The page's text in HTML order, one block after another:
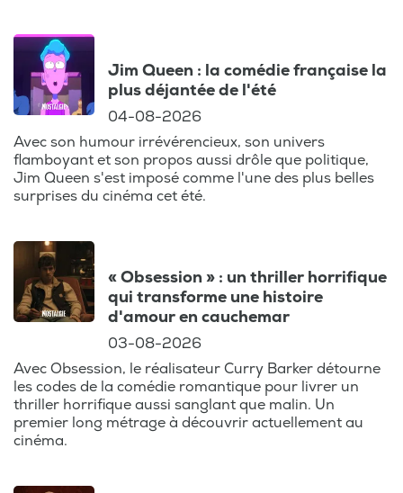
en streaming, comme sur Netflix.
Retrouvez chaque semaine une analyse
approfondie des films en compétition aux
Oscars, aux César ou d'autres grands
festivals. Le podcast s'adresse aussi bien
aux cinéphiles avertis qu'à ceux qui
cherchent à enrichir leur culture cinéma.
Que vous soyez fan d'une actrice belge en
devenir ou curieux des nouvelles
tendances venues d'Hollywood, ce podcast
est fait pour vous !
Anthony vous propose également un
agenda complet des sorties cinéma à ne
pas manquer, en Belgique et ailleurs. De
plus, suivez l'évolution des plateformes de
streaming comme Netflix ou Amazon, et
comment elles transforment notre façon
Jim Queen : la comédie française la
plus déjantée de l'été
04-08-2026
Avec son humour irrévérencieux, son univers
flamboyant et son propos aussi drôle que politique,
Jim Queen s'est imposé comme l'une des plus belles
surprises du cinéma cet été.
« Obsession » : un thriller horrifique
qui transforme une histoire
d'amour en cauchemar
03-08-2026
Avec Obsession, le réalisateur Curry Barker détourne
les codes de la comédie romantique pour livrer un
thriller horrifique aussi sanglant que malin. Un
premier long métrage à découvrir actuellement au
cinéma.